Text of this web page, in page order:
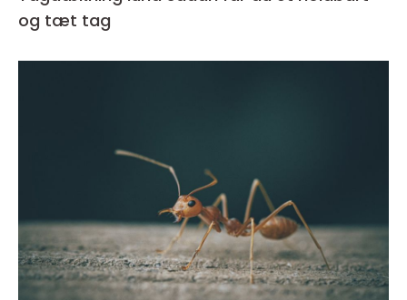
og tæt tag